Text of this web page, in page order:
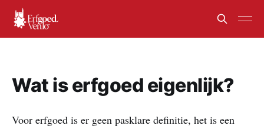
Wat is erfgoed eigenlijk?
Voor erfgoed is er geen pasklare definitie, het is een